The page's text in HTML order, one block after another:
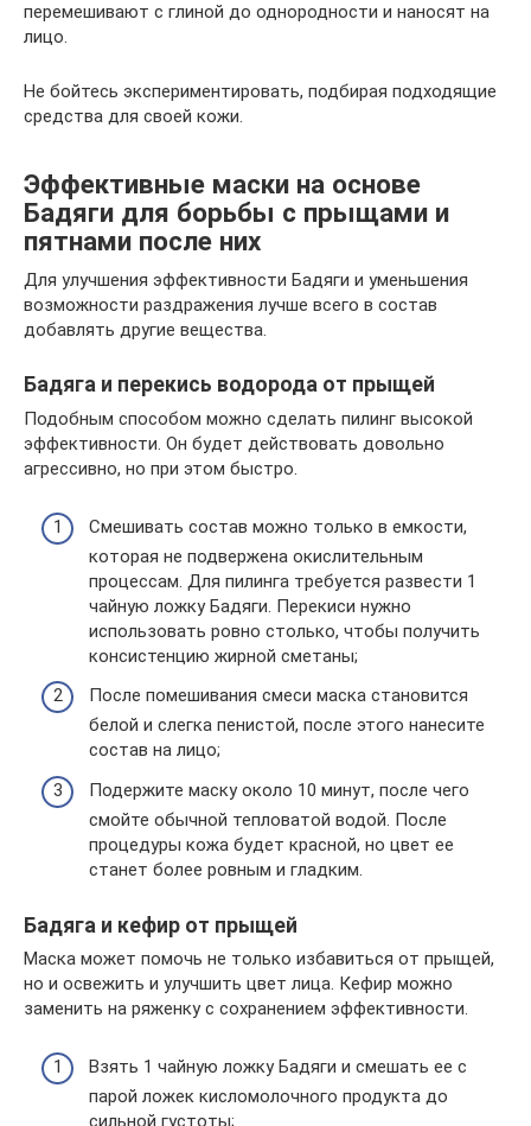
перемешивают с глиной до однородности и наносят на
лицо.
Не бойтесь экспериментировать, подбирая подходящие
средства для своей кожи.
Эффективные маски на основе
Бадяги для борьбы с прыщами и
пятнами после них
Для улучшения эффективности Бадяги и уменьшения
возможности раздражения лучше всего в состав
добавлять другие вещества.
Бадяга и перекись водорода от прыщей
Подобным способом можно сделать пилинг высокой
эффективности. Он будет действовать довольно
агрессивно, но при этом быстро.
Смешивать состав можно только в емкости,
которая не подвержена окислительным
процессам. Для пилинга требуется развести 1
чайную ложку Бадяги. Перекиси нужно
использовать ровно столько, чтобы получить
консистенцию жирной сметаны;
После помешивания смеси маска становится
белой и слегка пенистой, после этого нанесите
состав на лицо;
Подержите маску около 10 минут, после чего
смойте обычной тепловатой водой. После
процедуры кожа будет красной, но цвет ее
станет более ровным и гладким.
Бадяга и кефир от прыщей
Маска может помочь не только избавиться от прыщей,
но и освежить и улучшить цвет лица. Кефир можно
заменить на ряженку с сохранением эффективности.
Взять 1 чайную ложку Бадяги и смешать ее с
парой ложек кисломолочного продукта до
сильной густоты;